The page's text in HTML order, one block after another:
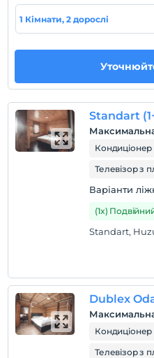
101 km mesafededir.
Правила готелю
перевірь
Останній 11:00 і раніше
домашня тварина
Домашні тварини
Години реєстрації
дітей
Плата за дітей віком до 2
1 дітей віком до 6 за
1 Кімнати, 2 дорослі
Standart
Кондиціонер
Телевізор з
Варіанти
(1x)
Standart,
Dublex
Кондиціонер
Телевізор з